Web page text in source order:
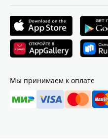
Мы принимаем к оплате